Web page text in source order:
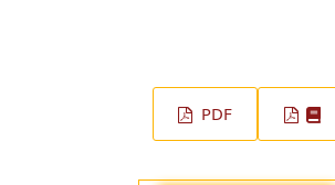
PDF